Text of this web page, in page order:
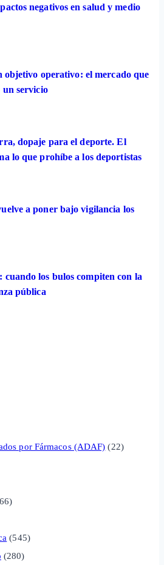
negativos en salud y medio
objetivo operativo: el mercado que
un servicio
dopaje para el deporte. El
lo que prohíbe a los deportistas
a poner bajo vigilancia los
cuando los bulos compiten con la
pública
por Fármacos (ADAF) (22)
(545)
(280)